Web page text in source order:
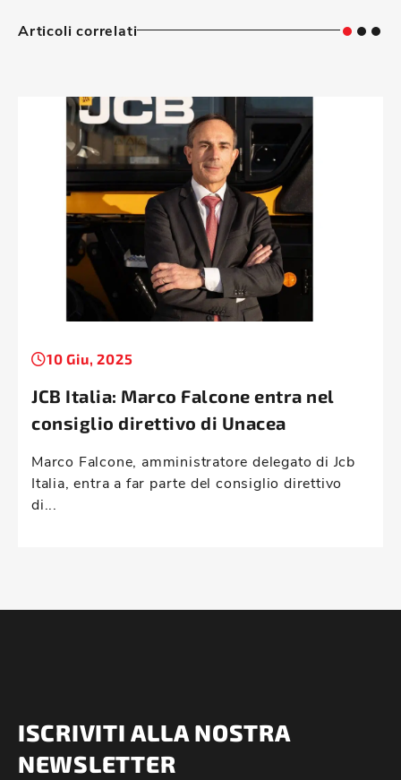
Articoli correlati
10 Giu, 2025
JCB Italia: Marco Falcone entra nel
consiglio direttivo di Unacea
Marco Falcone, amministratore delegato di Jcb
Italia, entra a far parte del consiglio direttivo
di...
ISCRIVITI ALLA NOSTRA
NEWSLETTER